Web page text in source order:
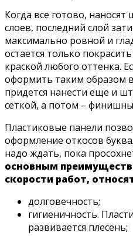
Когда все готово, наносят
слоев, последний слой
максимально ровной и
остается только
краской любого оттенка.
оформить таким образом
придется нанести еще и
сеткой, а потом –
Пластиковые панели
оформление откосов
надо ждать, пока
основным
скорости работ,
долговечность;
гигиеничность.
развивается плесень;